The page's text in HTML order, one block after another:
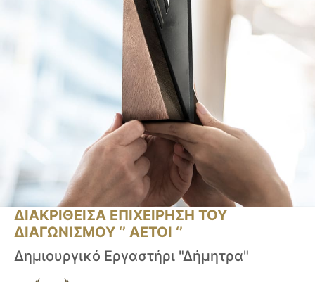
ΔΙΑΚΡΙΘΕΙΣΑ ΕΠΙΧΕΙΡΗΣΗ ΤΟΥ
ΔΙΑΓΩΝΙΣΜΟΥ ‘’ ΑΕΤΟΙ ‘’
Δημιουργικό Εργαστήρι "Δήμητρα"